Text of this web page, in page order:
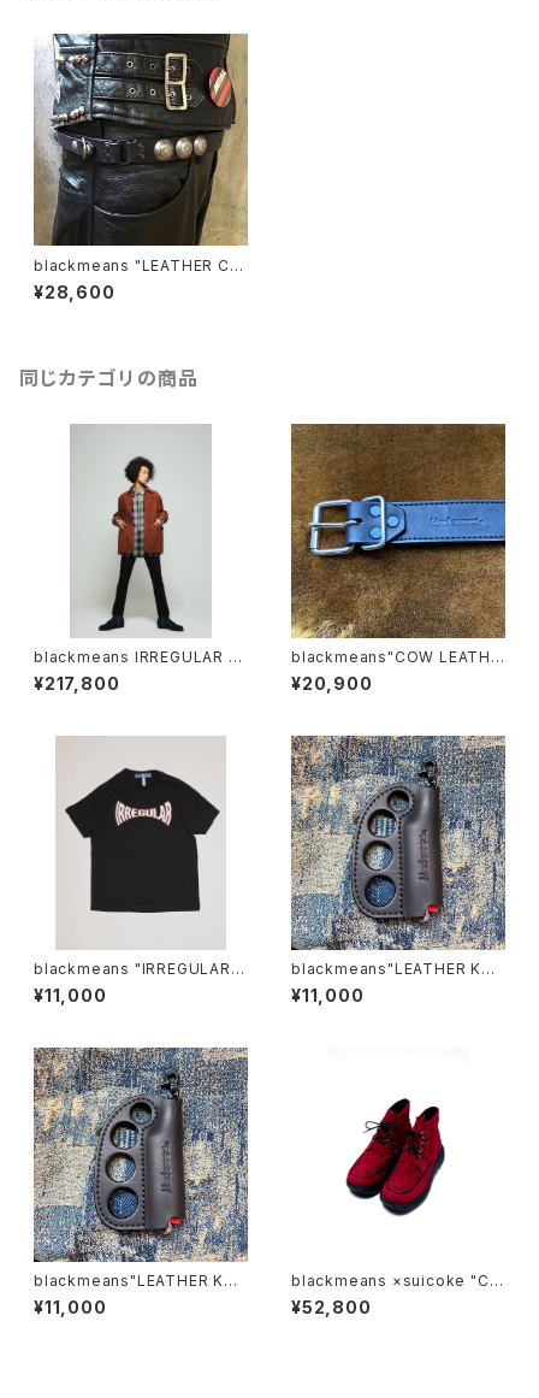
blackmeans "LEATHER CO
NCHO BELT"
¥28,600
同じカテゴリの商品
blackmeans IRREGULAR "S
HEEP SUEDE CAR COAT"
¥217,800
blackmeans"COW LEATHE
R BASIC BELT"
¥20,900
blackmeans "IRREGULAR B
ONE T-SHIRT"
¥11,000
blackmeans"LEATHER KNU
CKLE LIGHTER CASE"
¥11,000
blackmeans"LEATHER KNU
CKLE LIGHTER CASE"
¥11,000
blackmeans ×suicoke "CR
EEPER SHOES''(RED)
¥52,800